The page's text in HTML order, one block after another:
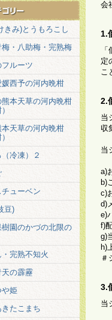
会
1.
定
こ
2.
当
収
当
a)
b)
c)
d)
e)
f)
g)
h)
＃
3.
当
きみ)とうもろこし
・八助梅・完熟梅
ルーツ
西予の河内晩柑
本天草の河内晩柑
天草の河内晩柑
冷凍）２
ューベン
豆)
樹園のかづの北限の
完熟不知火
の霹靂
姫
たこまち